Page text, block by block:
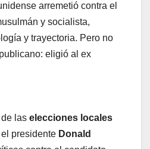
arremetió contra el
y socialista,
y trayectoria. Pero no
eligió al ex
las elecciones locales
el presidente Donald